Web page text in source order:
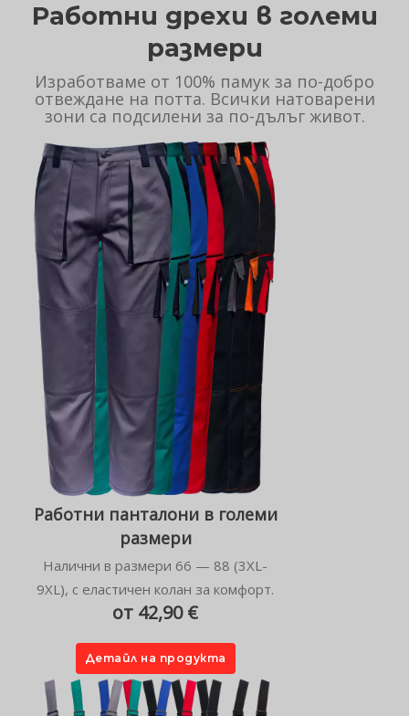
Работни дрехи в големи
размери
Изработваме от 100% памук за по-добро
отвеждане на потта. Всички натоварени
зони са подсилени за по-дълъг живот.
Работни панталони в големи
размери
Налични в размери 66 — 88 (3XL-
9XL), с еластичен колан за комфорт.
от 42,90 €
Детайл на продукта